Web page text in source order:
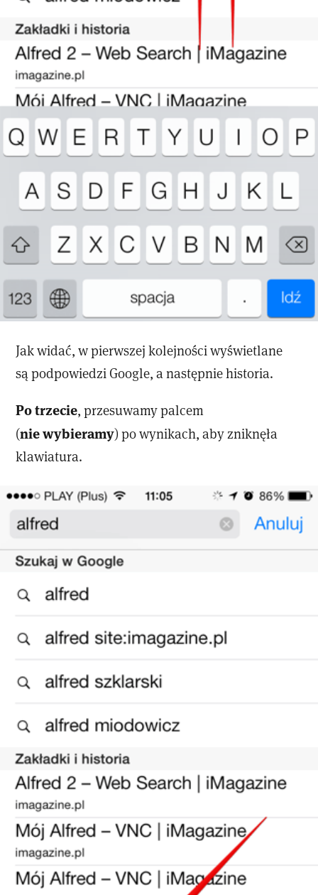
Jak widać, w pierwszej kolejności wyświetlane
są podpowiedzi Google, a następnie historia.
Po trzecie, przesuwamy palcem
(nie wybieramy) po wynikach, aby zniknęła
klawiatura.